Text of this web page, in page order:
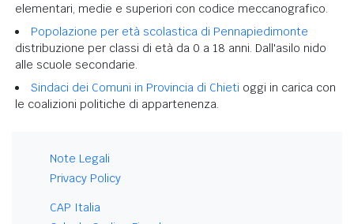
elementari, medie e superiori con codice meccanografico.
Popolazione per età scolastica di Pennapiedimonte
distribuzione per classi di età da 0 a 18 anni. Dall'asilo nido
alle scuole secondarie.
Sindaci dei Comuni in Provincia di Chieti oggi in carica con
le coalizioni politiche di appartenenza.
Note Legali
Privacy Policy
CAP Italia